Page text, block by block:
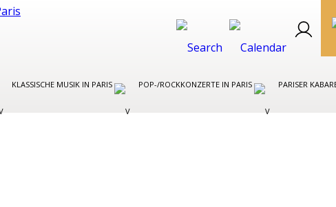
KLASSISCHE MUSIK IN PARIS POP-/ROCKKONZERTE IN PARIS PARISER